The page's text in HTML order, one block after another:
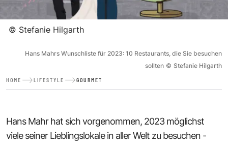
© Stefanie Hilgarth
Hans Mahrs Wunschliste für 2023: 10 Restaurants, die Sie besuchen
sollten © Stefanie Hilgarth
HOME LIFESTYLE GOURMET
Hans Mahr hat sich vorgenommen, 2023 möglichst
viele seiner Lieblingslokale in aller Welt zu besuchen -